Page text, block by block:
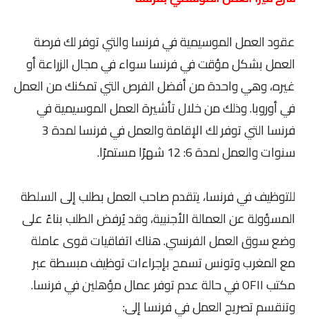
عقود العمل الموسيمية في فرنسا والتي توفر لك فرصة
العمل بشكل مؤقت في فرنسا سواء في مجال الزراعة أو
غيره، وهي واحدة من أفضل الفرص التي تمكنك من العمل
في أوروبا. وذلك من خلال تأشيرة العمل الموسيمية في
فرنسا التي توفر لك الإقامة والعمل في فرنسا لمدة 3
سنوات والعمل لمدة 6: 12 شهرًا مستمرًا.
للتوظيف في فرنسا، يتقدم صاحب العمل بطلب إلى السلطة
المسؤولة عن العمالة الأجنبية، وقد يُرفض الطلب بناءً على
وضع سوق العمل الفرنسي. هناك اتفاقيات قوى عاملة
مع المغرب وتونس تسمح بإجراءات توظيف مبسطة عبر
مكتب OFII في حالة عدم توفر عمال مؤهلين في فرنسا.
وتنقسم تصريح العمل في فرنسا إلى: